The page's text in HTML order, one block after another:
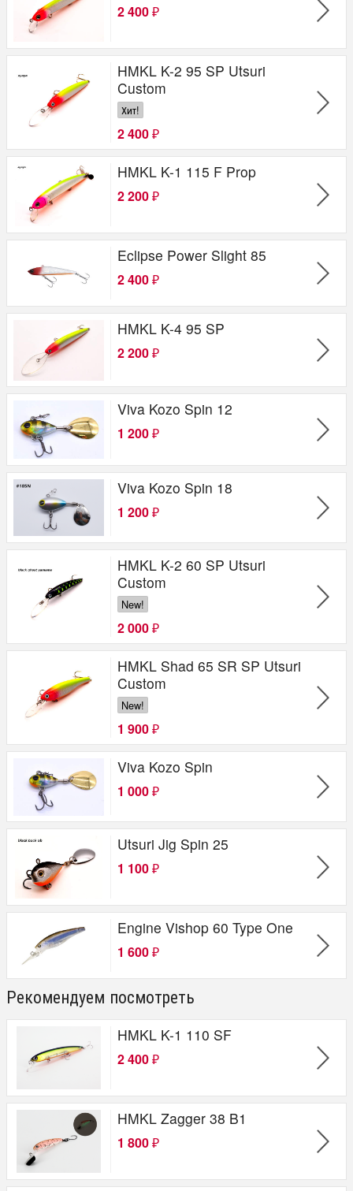
2 400 ₽
HMKL K-2 95 SP Utsuri
Custom
Хит!
2 400 ₽
HMKL K-1 115 F Prop
2 200 ₽
Eclipse Power Slight 85
2 400 ₽
HMKL K-4 95 SP
2 200 ₽
Viva Kozo Spin 12
1 200 ₽
Viva Kozo Spin 18
1 200 ₽
HMKL K-2 60 SP Utsuri
Custom
New!
2 000 ₽
HMKL Shad 65 SR SP Utsuri
Custom
New!
1 900 ₽
Viva Kozo Spin
1 000 ₽
Utsuri Jig Spin 25
1 100 ₽
Engine Vishop 60 Type One
1 600 ₽
Рекомендуем посмотреть
HMKL K-1 110 SF
2 400 ₽
HMKL Zagger 38 B1
1 800 ₽